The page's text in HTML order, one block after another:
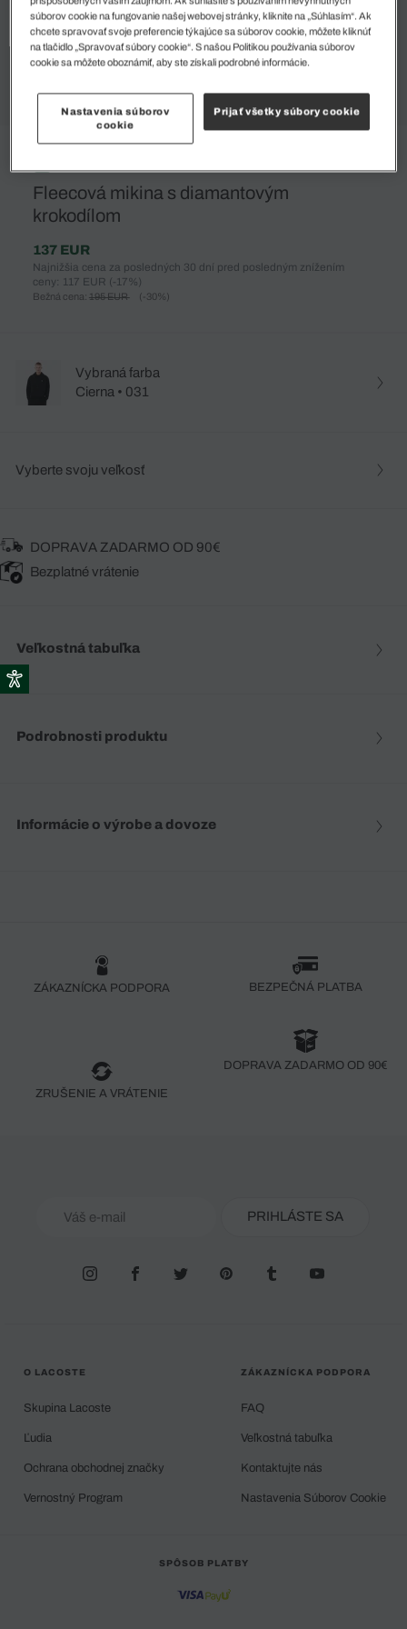
Fleecová mikina s diamantovým
krokodílom
137 EUR
Najnižšia cena za posledných 30 dní pred posledným znížením
ceny: 117 EUR (-17%)
Bežná cena: 195 EUR (-30%)
Vybraná farba
Cierna • 031
Vyberte svoju veľkosť
DOPRAVA ZADARMO OD 90€
Bezplatné vrátenie
Veľkostná tabuľka
Podrobnosti produktu
Informácie o výrobe a dovoze
ZÁKAZNÍCKA PODPORA BEZPEČNÁ PLATBA
ZRUŠENIE A VRÁTENIE
DOPRAVA ZADARMO OD 90€
PRIHLÁSTE SA
O LACOSTE
Skupina Lacoste
Ľudia
Ochrana obchodnej značky
Vernostný Program
ZÁKAZNÍCKA PODPORA
FAQ
Veľkostná tabuľka
Kontaktujte nás
Nastavenia Súborov Cookie
SPÔSOB PLATBY
súborov cookie na fungovanie našej webovej stránky, kliknite na „Súhlasím“. Ak
chcete spravovať svoje preferencie týkajúce sa súborov cookie, môžete kliknúť
na tlačidlo „Spravovať súbory cookie“. S našou Politikou používania súborov
cookie sa môžete oboznámiť, aby ste získali podrobné informácie.
Nastavenia súborov
cookie
Prijať všetky súbory cookie